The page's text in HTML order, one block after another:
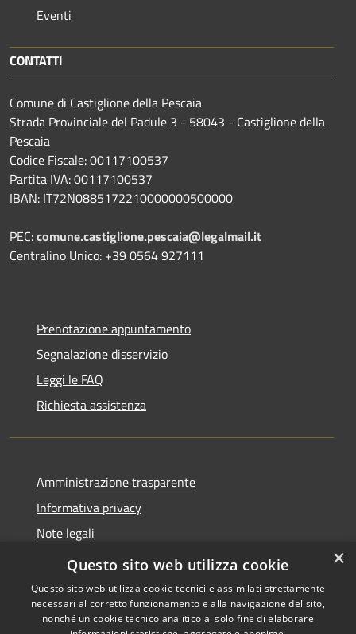
Eventi
CONTATTI
Comune di Castiglione della Pescaia
Strada Provinciale del Padule 3 - 58043 - Castiglione della
Pescaia
Codice Fiscale: 00117100537
Partita IVA: 00117100537
IBAN: IT72N0885172210000000500000
PEC:comune.castiglione.pescaia@legalmail.it
Centralino Unico: +39 0564 927111
Prenotazione appuntamento
Segnalazione disservizio
Leggi le FAQ
Richiesta assistenza
Amministrazione trasparente
Informativa privacy
Note legali
Dichiarazione di accessibilità
×
Questo sito web utilizza cookie
Questo sito web utilizza cookie tecnici e assimilati strettamente
necessari al corretto funzionamento e alla navigazione del sito,
nonché un cookie tecnico analitico al solo fine di elaborare